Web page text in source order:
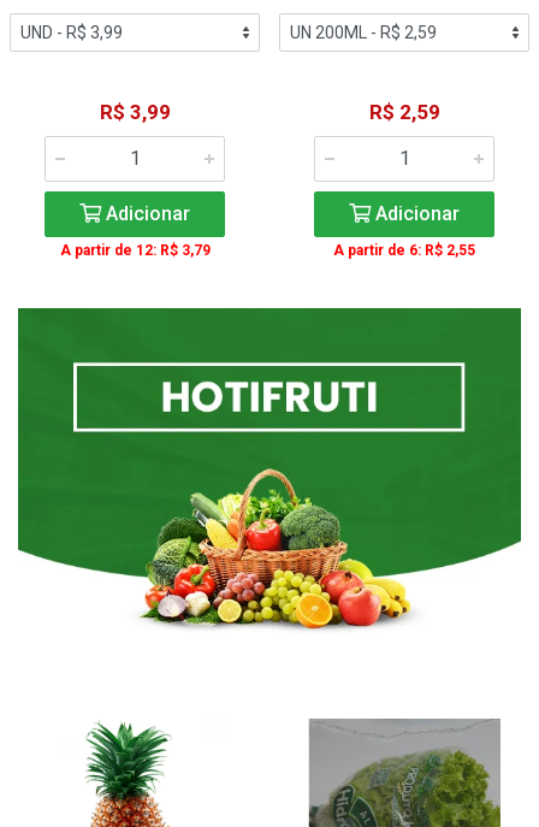
R$ 3,99
Adicionar
A partir de 12: R$ 3,79
R$ 2,59
Adicionar
A partir de 6: R$ 2,55